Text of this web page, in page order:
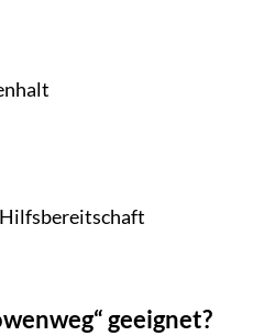
geeignet?